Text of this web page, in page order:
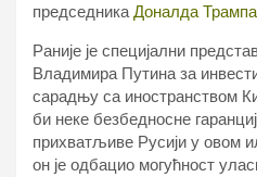
председникаДоналда Трампа
Раније је специјални
Владимира Путина за
сарадњу са иностранством
би неке безбедносне
прихватљиве Русији у овом
он је одбацио могућност